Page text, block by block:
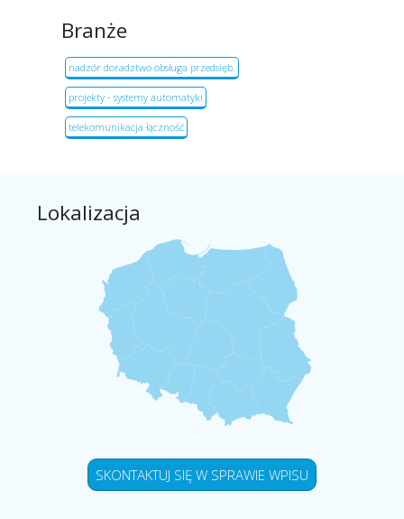
Branże
nadzór doradztwo obsługa przedsięb.
projekty - systemy automatyki
telekomunikacja łączność
Lokalizacja
SKONTAKTUJ SIĘ W SPRAWIE WPISU